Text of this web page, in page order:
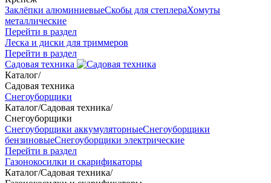
Заклёпки алюминиевыеСкобы для степлераХомуты
металлические
Перейти в раздел
Леска и диски для триммеров
Перейти в раздел
Садовая техника
Каталог/
Садовая техника
Снегоуборщики
Каталог/Садовая техника/
Снегоуборщики
Снегоуборщики аккумуляторныеСнегоуборщики
бензиновыеСнегоуборщики электрические
Перейти в раздел
Газонокосилки и скарификаторы
Каталог/Садовая техника/